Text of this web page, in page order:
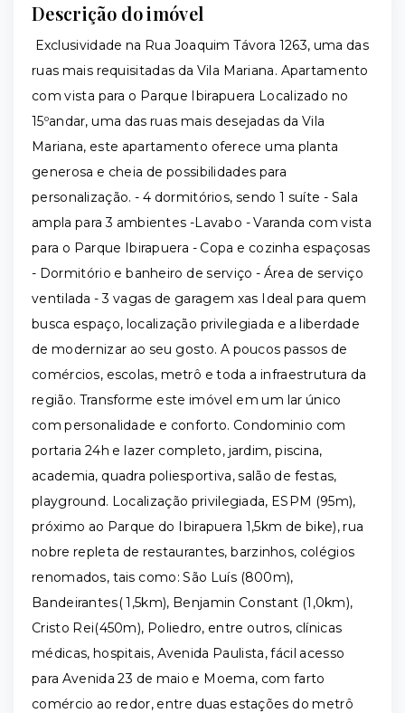
Descrição do imóvel
Exclusividade na Rua Joaquim Távora 1263, uma das
ruas mais requisitadas da Vila Mariana. Apartamento
com vista para o Parque Ibirapuera Localizado no
15ºandar, uma das ruas mais desejadas da Vila
Mariana, este apartamento oferece uma planta
generosa e cheia de possibilidades para
personalização. - 4 dormitórios, sendo 1 suíte - Sala
ampla para 3 ambientes -Lavabo - Varanda com vista
para o Parque Ibirapuera - Copa e cozinha espaçosas
- Dormitório e banheiro de serviço - Área de serviço
ventilada - 3 vagas de garagem xas Ideal para quem
busca espaço, localização privilegiada e a liberdade
de modernizar ao seu gosto. A poucos passos de
comércios, escolas, metrô e toda a infraestrutura da
região. Transforme este imóvel em um lar único
com personalidade e conforto. Condominio com
portaria 24h e lazer completo, jardim, piscina,
academia, quadra poliesportiva, salão de festas,
playground. Localização privilegiada, ESPM (95m),
próximo ao Parque do Ibirapuera 1,5km de bike), rua
nobre repleta de restaurantes, barzinhos, colégios
renomados, tais como: São Luís (800m),
Bandeirantes( 1,5km), Benjamin Constant (1,0km),
Cristo Rei(450m), Poliedro, entre outros, clínicas
médicas, hospitais, Avenida Paulista, fácil acesso
para Avenida 23 de maio e Moema, com farto
comércio ao redor, entre duas estações do metrô